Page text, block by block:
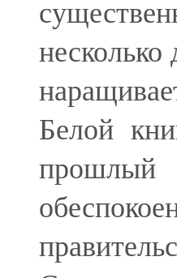
Белой